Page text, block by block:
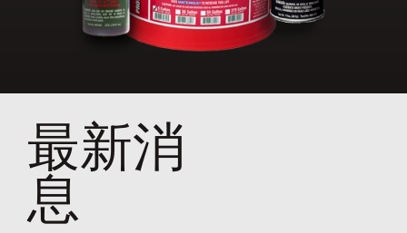
最新消
息